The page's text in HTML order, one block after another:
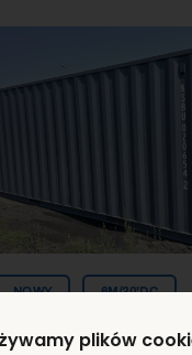
NOWY 6M/20'DC
plików